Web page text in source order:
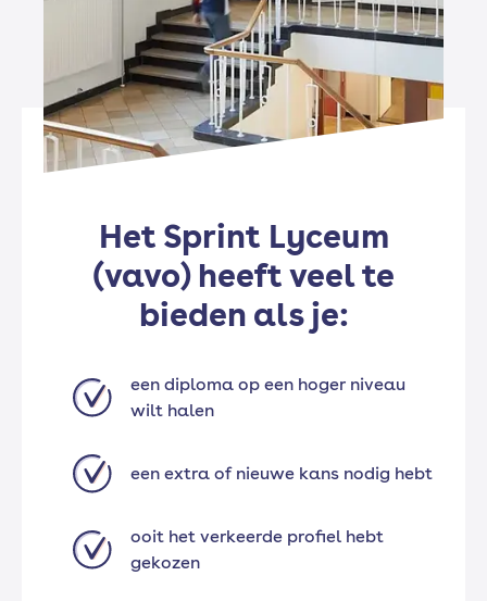
Het Sprint Lyceum
(vavo) heeft veel te
bieden als je:
een diploma op een hoger niveau
wilt halen
een extra of nieuwe kans nodig hebt
ooit het verkeerde profiel hebt
gekozen